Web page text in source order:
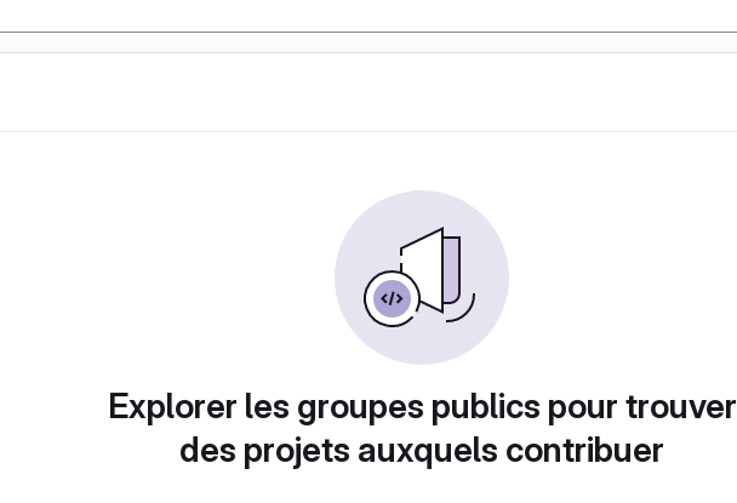
Explorer les groupes publics pour trouver
des projets auxquels contribuer